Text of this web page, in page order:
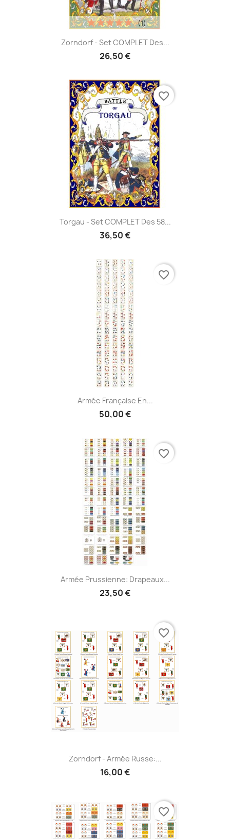
Zorndorf - Set COMPLET Des...
26,50 €
(1)
Torgau - Set COMPLET Des 58...
36,50 €
favorite_border
Armée Française En...
50,00 €
favorite_border
Armée Prussienne: Drapeaux...
23,50 €
favorite_border
Zorndorf - Armée Russe:...
16,00 €
favorite_border
favorite_border